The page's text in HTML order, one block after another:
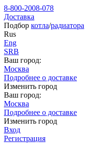
8-800-2008-078
Доставка
Подбор котла/радиатора
Rus
Eng
SRB
Ваш город:
Москва
Подробнее о доставке
Изменить город
Ваш город:
Москва
Подробнее о доставке
Изменить город
Вход
Регистрация